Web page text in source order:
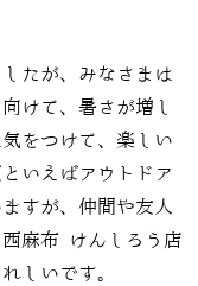
たが、みなさまは
けて、暑さが増し
をつけて、楽しい
いえばアウトドア
すが、仲間や友人
麻布 けんしろう店
しいです。